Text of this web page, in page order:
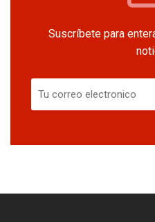
Suscríbete para